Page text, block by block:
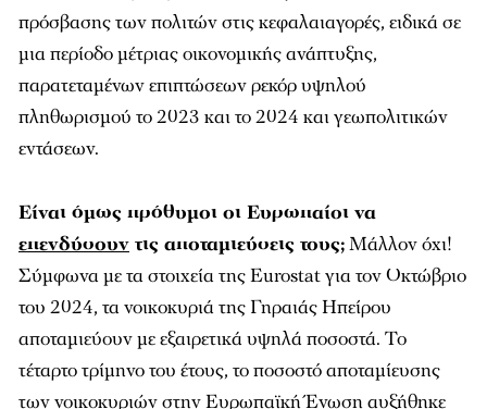
πρόσβασης των πολιτών στις κεφαλαιαγορές, ειδικά σε
μια περίοδο μέτριας οικονομικής ανάπτυξης,
παρατεταμένων επιπτώσεων ρεκόρ υψηλού
πληθωρισμού το 2023 και το 2024 και γεωπολιτικών
εντάσεων.
Είναι όμως πρόθυμοι οι Ευρωπαίοι να
επενδύσουν τις αποταμιεύσεις τους;Μάλλον όχι!
Σύμφωνα με τα στοιχεία της Eurostat για τον Οκτώβριο
του 2024, τα νοικοκυριά της Γηραιάς Ηπείρου
αποταμιεύουν με εξαιρετικά υψηλά ποσοστά. Το
τέταρτο τρίμηνο του έτους, το ποσοστό αποταμίευσης
των νοικοκυριών στην Ευρωπαϊκή Ένωση αυξήθηκε